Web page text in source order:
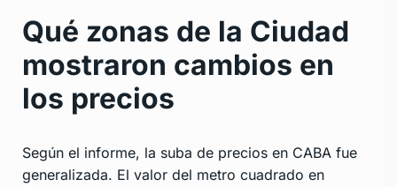
Qué zonas de la Ciudad
mostraron cambios en
los precios
Según el informe, la suba de precios en CABA fue
generalizada. El valor del metro cuadrado en